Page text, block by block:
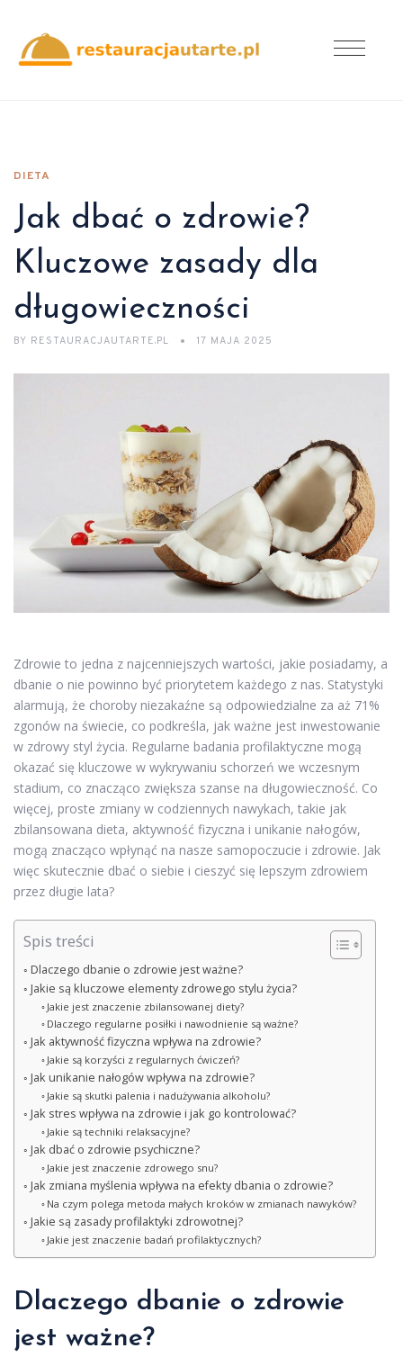
DIETA
Jak dbać o zdrowie?
Kluczowe zasady dla
długowieczności
BY RESTAURACJAUTARTE.PL 17 MAJA 2025
Zdrowie to jedna z najcenniejszych wartości, jakie posiadamy, a
dbanie o nie powinno być priorytetem każdego z nas. Statystyki
alarmują, że choroby niezakaźne są odpowiedzialne za aż 71%
zgonów na świecie, co podkreśla, jak ważne jest inwestowanie
w zdrowy styl życia. Regularne badania profilaktyczne mogą
okazać się kluczowe w wykrywaniu schorzeń we wczesnym
stadium, co znacząco zwiększa szanse na długowieczność. Co
więcej, proste zmiany w codziennych nawykach, takie jak
zbilansowana dieta, aktywność fizyczna i unikanie nałogów,
mogą znacząco wpłynąć na nasze samopoczucie i zdrowie. Jak
więc skutecznie dbać o siebie i cieszyć się lepszym zdrowiem
przez długie lata?
Spis treści
Dlaczego dbanie o zdrowie jest ważne?
Jakie są kluczowe elementy zdrowego stylu życia?
Jakie jest znaczenie zbilansowanej diety?
Dlaczego regularne posiłki i nawodnienie są ważne?
Jak aktywność fizyczna wpływa na zdrowie?
Jakie są korzyści z regularnych ćwiczeń?
Jak unikanie nałogów wpływa na zdrowie?
Jakie są skutki palenia i nadużywania alkoholu?
Jak stres wpływa na zdrowie i jak go kontrolować?
Jakie są techniki relaksacyjne?
Jak dbać o zdrowie psychiczne?
Jakie jest znaczenie zdrowego snu?
Jak zmiana myślenia wpływa na efekty dbania o zdrowie?
Na czym polega metoda małych kroków w zmianach nawyków?
Jakie są zasady profilaktyki zdrowotnej?
Jakie jest znaczenie badań profilaktycznych?
Dlaczego dbanie o zdrowie
jest ważne?